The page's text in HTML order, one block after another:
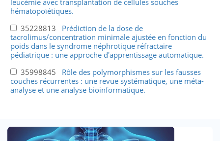
hématopoïétiques.
35228813 Prédiction de la dose de
tacrolimus/concentration minimale ajustée en fonction du
poids dans le syndrome néphrotique réfractaire
pédiatrique : une approche d'apprentissage automatique.
35998845 Rôle des polymorphismes sur les fausses
couches récurrentes : une revue systématique, une méta-
analyse et une analyse bioinformatique.